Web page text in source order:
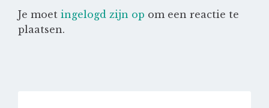
Je moet ingelogd zijn op om een reactie te
plaatsen.